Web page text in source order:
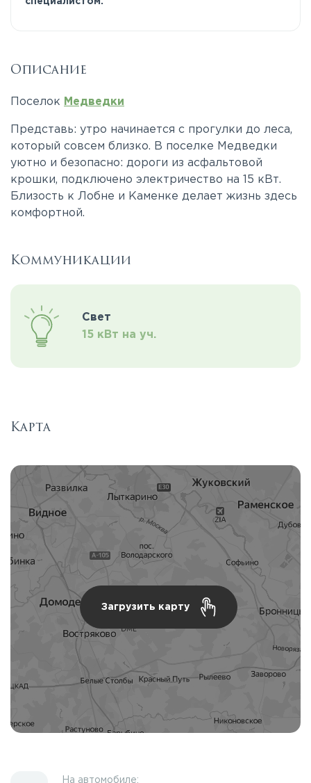
Описание
Поселок Медведки
Представь: утро начинается с прогулки до леса,
который совсем близко. В поселке Медведки
уютно и безопасно: дороги из асфальтовой
крошки, подключено электричество на 15 кВт.
Близость к Лобне и Каменке делает жизнь здесь
комфортной.
Коммуникации
Свет
15 кВт на уч.
Карта
Загрузить карту
На автомобиле: